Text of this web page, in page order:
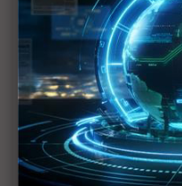
2027全年記憶體
宣」只怕買不夠
英特爾EMIB良率
2028準時量產
SpaceX晶片採購
採用NVIDIA